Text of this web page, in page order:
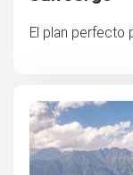
El plan perfecto